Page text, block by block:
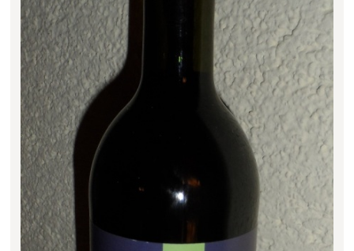
Söllradls Naturkostladen Detail
Stiftsgärtnerei Detail
Weinkellerei Stift
Kremsmünster
Detail
Wildkraut Detail
KATEGORIE
Filter zurücksetzen